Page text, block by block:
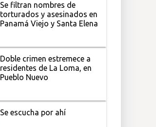
Se filtran nombres de
torturados y asesinados en
Panamá Viejo y Santa Elena
Doble crimen estremece a
residentes de La Loma, en
Pueblo Nuevo
Se escucha por ahí